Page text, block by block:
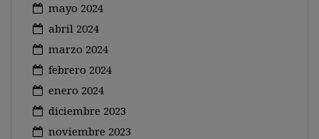
mayo 2024
abril 2024
marzo 2024
febrero 2024
enero 2024
diciembre 2023
noviembre 2023